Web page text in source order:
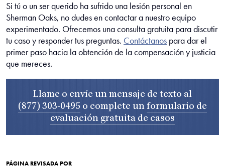
Si tú o un ser querido ha sufrido una lesión personal en
Sherman Oaks, no dudes en contactar a nuestro equipo
experimentado. Ofrecemos una consulta gratuita para discutir
tu caso y responder tus preguntas. Contáctanos para dar el
primer paso hacia la obtención de la compensación y justicia
que mereces.
Llame o envíe un mensaje de texto al
(877) 303-0495 o complete un formulario de
evaluación gratuita de casos
PÁGINA REVISADA POR